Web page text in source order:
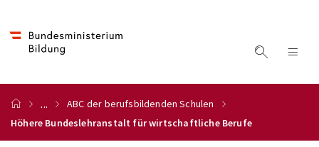
...
ABC der berufsbildenden Schulen
Höhere Bundeslehranstalt für wirtschaftliche Berufe